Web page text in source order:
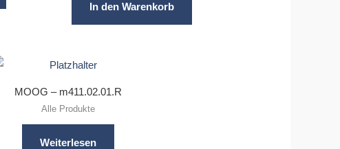
In den Warenkorb
MOOG – m411.02.01.R
Alle Produkte
Weiterlesen